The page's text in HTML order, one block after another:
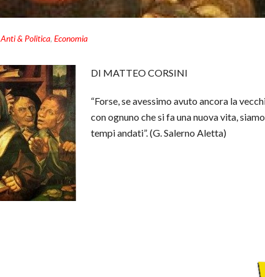
Anti & Politica, Economia
DI MATTEO CORSINI
“Forse, se avessimo avuto ancora la
con ognuno che si fa una nuova vita,
tempi andati”. (G. Salerno Aletta)